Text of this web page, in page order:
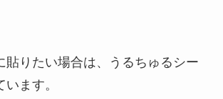
貼りたい場合は、うるちゅるシー
ます。